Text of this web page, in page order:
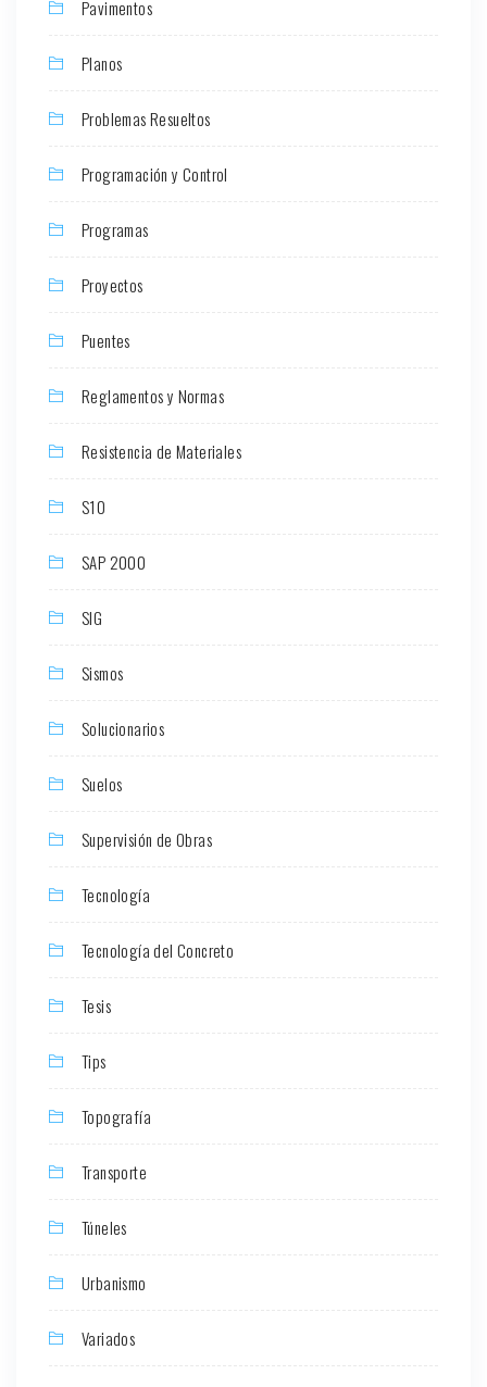
Pavimentos
Planos
Problemas Resueltos
Programación y Control
Programas
Proyectos
Puentes
Reglamentos y Normas
Resistencia de Materiales
S10
SAP 2000
SIG
Sismos
Solucionarios
Suelos
Supervisión de Obras
Tecnología
Tecnología del Concreto
Tesis
Tips
Topografía
Transporte
Túneles
Urbanismo
Variados